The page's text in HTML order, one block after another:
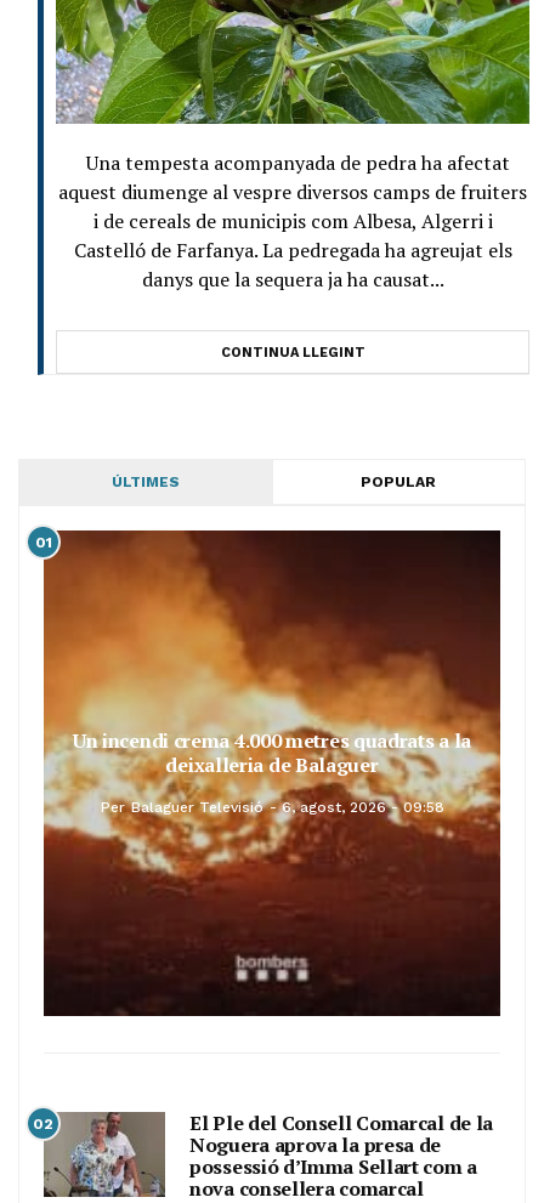
Una tempesta acompanyada de pedra ha afectat
aquest diumenge al vespre diversos camps de fruiters
i de cereals de municipis com Albesa, Algerri i
Castelló de Farfanya. La pedregada ha agreujat els
danys que la sequera ja ha causat...
CONTINUA LLEGINT
ÚLTIMES POPULAR
01
Un incendi crema 4.000 metres quadrats a la
deixalleria de Balaguer
Per Balaguer Televisió 6, agost, 2026 - 09:58
02
El Ple del Consell Comarcal de la
Noguera aprova la presa de
possessió d’Imma Sellart com a
nova consellera comarcal